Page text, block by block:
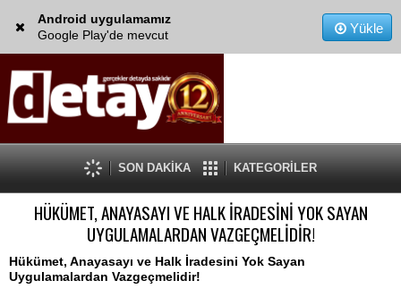
Android uygulamamız
Google Play'de mevcut
Yükle
SON DAKİKA KATEGORİLER
HÜKÜMET, ANAYASAYI VE HALK İRADESİNİ YOK SAYAN
UYGULAMALARDAN VAZGEÇMELİDİR!
Hükümet, Anayasayı ve Halk İradesini Yok Sayan
Uygulamalardan Vazgeçmelidir!